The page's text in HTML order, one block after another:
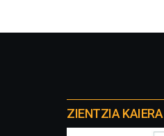
proyectos
ZIENTZIA KAIERA